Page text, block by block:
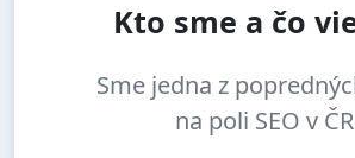
Kto sme a čo
Sme jedna z
na poli SEO v